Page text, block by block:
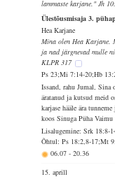
lammaste karjane." Jh
Ülestõusmisaja 3.
Hea Karjane
Mina olen Hea Karjane.
ja nad järgnevad mulle
KLPR 317
Ps 23;Mi 7:14-20;Hb
Issand, rahu Jumal, Sina
äratanud ja kutsud meid
karjase hääle ära
koos Sinuga Püha
Lisalugemine: Srk 18:8-
Õhtul: Ps 18:2,8-17;Mt
06.07-20.36
15. aprill